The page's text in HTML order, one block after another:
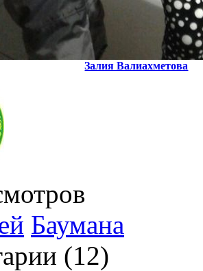
Залия Валиахметова
Баумана
(12)